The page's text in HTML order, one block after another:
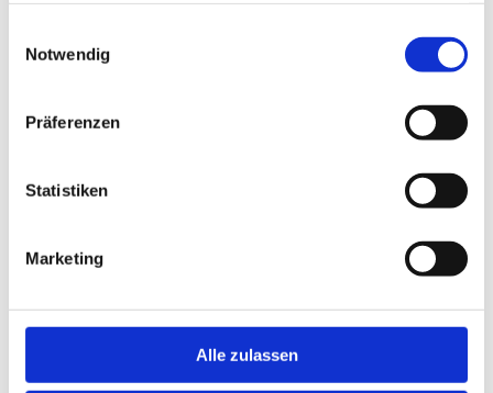
Notwendig
Präferenzen
Statistiken
Marketing
Alle zulassen
Archiv